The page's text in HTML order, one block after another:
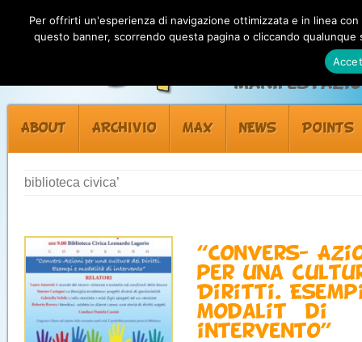
ABOUT ARCHIVIO MAX NEWS POINTS
biblioteca civica’
“Convers-
per una
Diritti.
modalità di
intervento”
Per offrirti un'esperienza di navigazione ottimizzata e in linea
questo banner, scorrendo questa pagina o cliccando